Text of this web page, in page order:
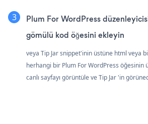
Plum For WordPress
gömülü kod öğesini ekleyin
veya Tip Jar snippet'inin üstüne html veya
herhangi bir Plum For WordPress öğesinin
canlı sayfayı görüntüle ve Tip Jar 'in